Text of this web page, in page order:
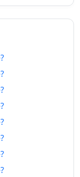
26. 8. 6.
26. 8. 6.
8. 6.
8. 6.